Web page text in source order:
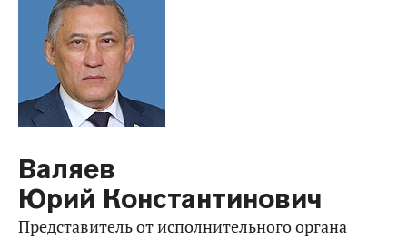
Валяев
Юрий Константинович
представитель от исполнительного органа